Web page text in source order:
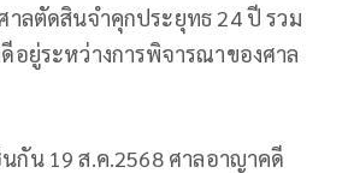
ลตัดสินจำคุกประยุทธ 24 ปี รวม
อยู่ระหว่างการพิจารณาของศาล
กัน 19 ส.ค.2568 ศาลอาญาคดี